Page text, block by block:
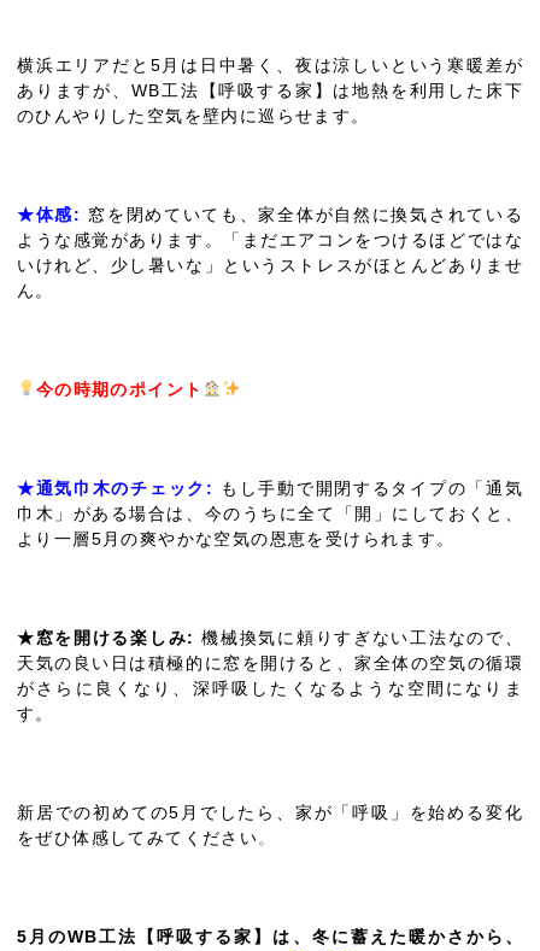
横浜エリアだと5月は日中暑く、夜は涼しいという寒暖差が
ありますが、WB工法【呼吸する家】は地熱を利用した床下
のひんやりした空気を壁内に巡らせます。
★体感: 窓を閉めていても、家全体が自然に換気されている
ような感覚があります。「まだエアコンをつけるほどではな
いけれど、少し暑いな」というストレスがほとんどありませ
ん。
今の時期のポイント
★通気巾木のチェック:
もし手動で開閉するタイプの「通気
巾木」がある場合は、今のうちに全て「開」にしておくと、
より一層5月の爽やかな空気の恩恵を受けられます。
★窓を開ける楽しみ: 機械換気に頼りすぎない工法なので、
天気の良い日は積極的に窓を開けると、家全体の空気の循環
がさらに良くなり、深呼吸したくなるような空間になりま
す。
新居での初めての5月でしたら、家が「呼吸」を始める変化
をぜひ体感してみてください。
5月のWB工法【呼吸する家】は、冬に蓄えた暖かさから、